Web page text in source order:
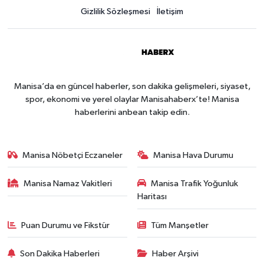
Gizlilik Sözleşmesi İletişim
Manisa’da en güncel haberler, son dakika gelişmeleri, siyaset,
spor, ekonomi ve yerel olaylar Manisahaberx’te! Manisa
haberlerini anbean takip edin.
Manisa Nöbetçi Eczaneler Manisa Hava Durumu
Manisa Namaz Vakitleri
Manisa Trafik Yoğunluk
Haritası
Puan Durumu ve Fikstür Tüm Manşetler
Son Dakika Haberleri Haber Arşivi